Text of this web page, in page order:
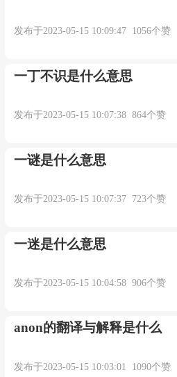
《晋书·卫瓘传》：“ 瓘
与尚书郎 敦煌 索靖 俱善
妙’。”(2)指 唐 韦维 、 宋
传》：“﹝ 韦维 ﹞迁户部
宋之问 善诗，故时称‘户部
﹞善画竹，与 陈所翁 同舍
馆二妙。”(4)指 金 段克己
总集类三·二妙集》：“
也……初， 克己 成己 均早
赵秉文 尝目之曰二妙，故
（二）、称自己推重的二
唐 元稹 《酬乐天东南行
发布于2023-05-15 10:09:47 1056个赞
一丁不识是什么意思
发布于2023-05-15 10:07:38 864个赞
一谜是什么意思
发布于2023-05-15 10:07:37 723个赞
一迷是什么意思
发布于2023-05-15 10:04:58 906个赞
anon的翻译与解释是什么
发布于2023-05-15 10:03:01 1090个赞